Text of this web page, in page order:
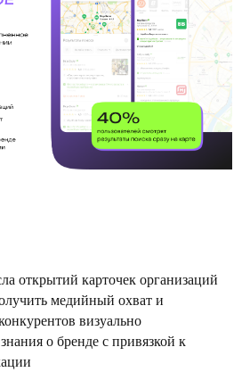
открытий карточек организаций
медийный охват и
визуально
о бренде с привязкой к